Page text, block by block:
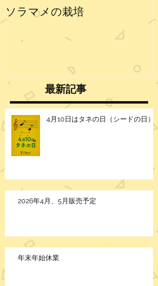
ソラマメの栽培
最新記事
4月10日はタネの日（シードの日）
2026年4月、5月販売予定
年末年始休業